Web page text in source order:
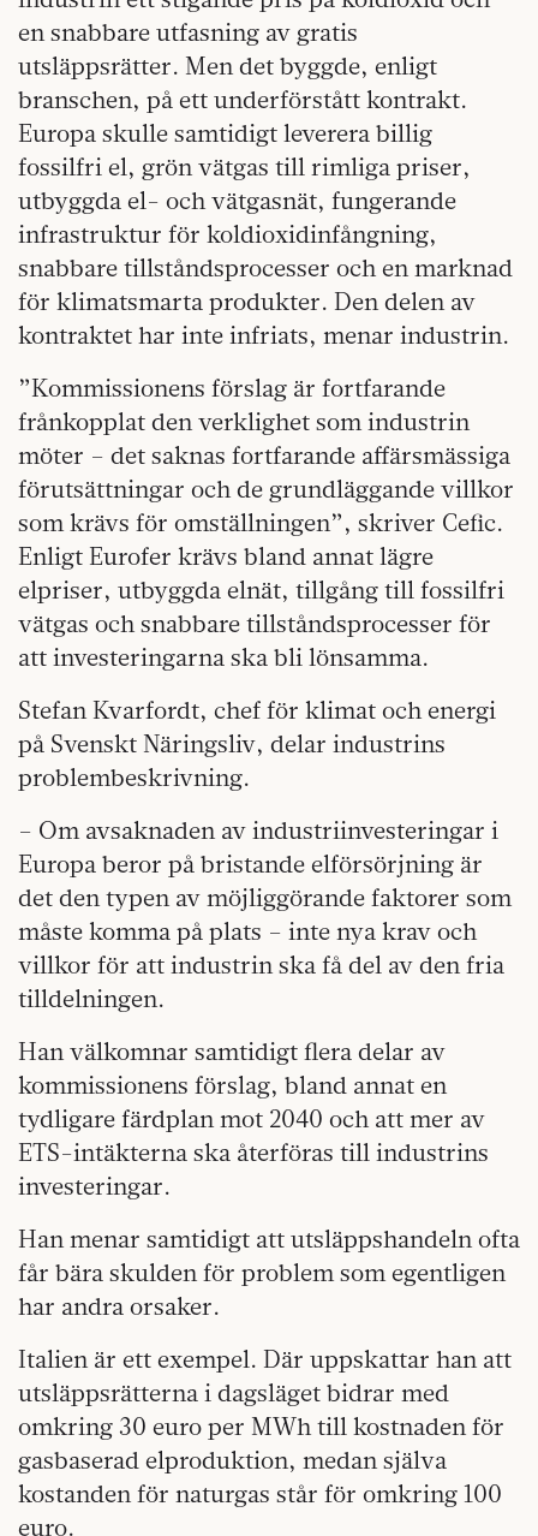
en snabbare utfasning av gratis
utsläppsrätter. Men det byggde, enligt
branschen, på ett underförstått kontrakt.
Europa skulle samtidigt leverera billig
fossilfri el, grön vätgas till rimliga priser,
utbyggda el- och vätgasnät, fungerande
infrastruktur för koldioxidinfångning,
snabbare tillståndsprocesser och en marknad
för klimatsmarta produkter. Den delen av
kontraktet har inte infriats, menar industrin.
”Kommissionens förslag är fortfarande
frånkopplat den verklighet som industrin
möter – det saknas fortfarande affärsmässiga
förutsättningar och de grundläggande villkor
som krävs för omställningen”, skriver Cefic.
Enligt Eurofer krävs bland annat lägre
elpriser, utbyggda elnät, tillgång till fossilfri
vätgas och snabbare tillståndsprocesser för
att investeringarna ska bli lönsamma.
Stefan Kvarfordt, chef för klimat och energi
på Svenskt Näringsliv, delar industrins
problembeskrivning.
– Om avsaknaden av industriinvesteringar i
Europa beror på bristande elförsörjning är
det den typen av möjliggörande faktorer som
måste komma på plats – inte nya krav och
villkor för att industrin ska få del av den fria
tilldelningen.
Han välkomnar samtidigt flera delar av
kommissionens förslag, bland annat en
tydligare färdplan mot 2040 och att mer av
ETS-intäkterna ska återföras till industrins
investeringar.
Han menar samtidigt att utsläppshandeln ofta
får bära skulden för problem som egentligen
har andra orsaker.
Italien är ett exempel. Där uppskattar han att
utsläppsrätterna i dagsläget bidrar med
omkring 30 euro per MWh till kostnaden för
gasbaserad elproduktion, medan själva
kostanden för naturgas står för omkring 100
euro.